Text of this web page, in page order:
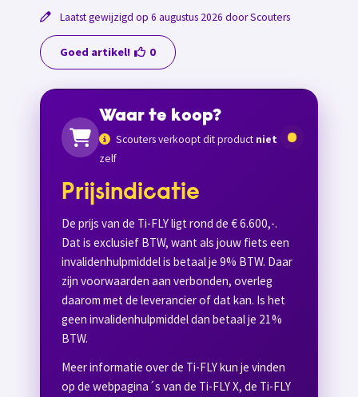
Laatst gewijzigd op 6 augustus 2026 door Scouters
Goed artikel! 0
Waar te koop?
Scouters verkoopt dit product niet
zelf
Prijsindicatie
De prijs van de Ti-FLY ligt rond de € 6.600,-.
Dat is exclusief BTW, want als jouw fiets een
invalidenhulpmiddel is betaal je 9% BTW. Daar
zijn voorwaarden aan verbonden, overleg
daarom met de leverancier of dat kan. Is het
geen invalidenhulpmiddel dan betaal je 21%
BTW.
Meer informatie over de Ti-FLY kun je vinden
op de webpagina´s van de Ti-FLY X, de Ti-FLY